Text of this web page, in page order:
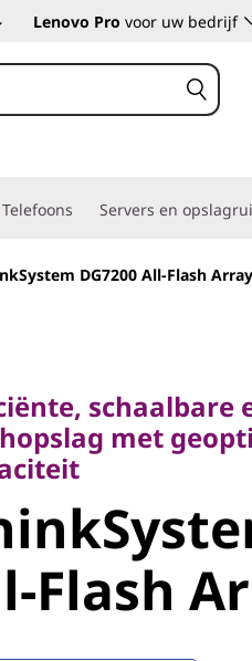
Lenovo Pro voor uw bedrijf
Servers en
DG7200 All-Flash Array
All-
schaalbare
met
Flash